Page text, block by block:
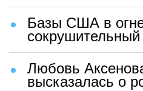
Базы США в
Любовь
высказалась о